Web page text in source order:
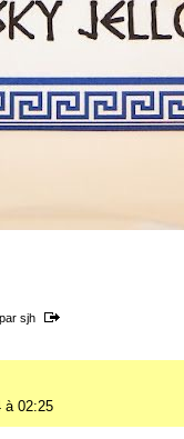
sjh
à 02:25